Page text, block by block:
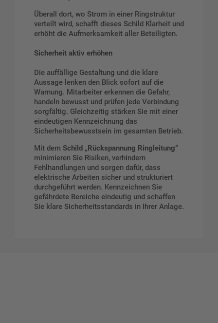
Überall dort, wo Strom in einer Ringstruktur
verteilt wird, schafft dieses Schild Klarheit und
erhöht die Aufmerksamkeit aller Beteiligten.
Sicherheit aktiv erhöhen
Die auffällige Gestaltung und die klare
Aussage lenken den Blick sofort auf die
Warnung. Mitarbeiter erkennen die Gefahr,
handeln bewusst und prüfen jede Verbindung
sorgfältig. Gleichzeitig stärken Sie mit einer
eindeutigen Kennzeichnung das
Sicherheitsbewusstsein im gesamten Betrieb.
Mit dem Schild „Rückspannung Ringleitung“
minimieren Sie Risiken, verhindern
Fehlhandlungen und sorgen dafür, dass
elektrische Arbeiten sicher und strukturiert
durchgeführt werden. Kennzeichnen Sie
gefährdete Bereiche eindeutig und schaffen
Sie klare Sicherheitsstandards in Ihrer Anlage.